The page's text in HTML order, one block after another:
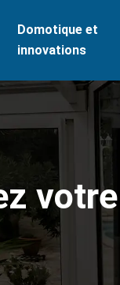
Domotique et
innovations